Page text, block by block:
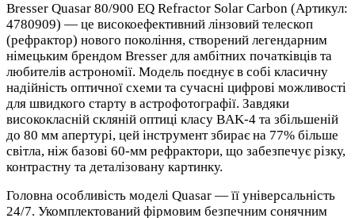
Bresser Quasar 80/900 EQ Refractor Solar Carbon (Артикул:
4780909) — це високоефективний лінзовий телескоп
(рефрактор) нового покоління, створений легендарним
німецьким брендом Bresser для амбітних початківців та
любителів астрономії. Модель поєднує в собі класичну
надійність оптичної схеми та сучасні цифрові можливості
для швидкого старту в астрофотографії. Завдяки
висококласній скляній оптиці класу BAK-4 та збільшеній
до 80 мм апертурі, цей інструмент збирає на 77% більше
світла, ніж базові 60-мм рефрактори, що забезпечує різку,
контрастну та деталізовану картинку.
Головна особливість моделі Quasar — її універсальність
24/7. Укомплектований фірмовим безпечним сонячним